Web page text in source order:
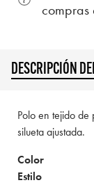
DESCRIPCIÓN
Polo en tejido
silueta ajustada.
Color
Estilo